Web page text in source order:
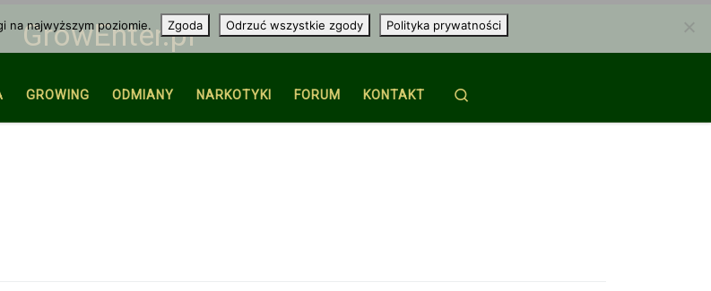
GrowEnter.pl
GROWING ODMIANY NARKOTYKI FORUM KONTAKT
na najwyższym poziomie. Zgoda Odrzuć wszystkie zgody Polityka prywatności